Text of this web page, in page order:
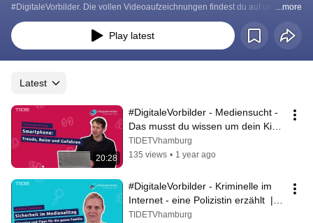
#DigitaleVorbilder. Die vollen Videoaufzeichnungen findest du auf unserem
Youtube Kanal in der #DigitaleVorbilder Video Playlist.
...more
Play latest
Latest
20:28
#DigitaleVorbilder - Mediensucht -
Das musst du wissen um dein Kind
zu schützen!  | Podcast
TIDETVhamburg
135 views • 1 year ago
#DigitaleVorbilder - Kriminelle im
Internet - eine Polizistin erzählt  |
Podcast
TIDETVhamburg